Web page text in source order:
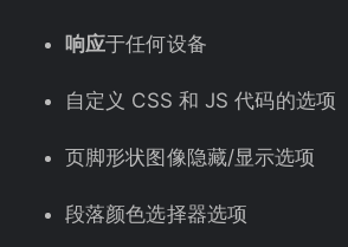
响应于任何设备
自定义 CSS 和 JS 代码的选项
页脚形状图像隐藏/显示选项
段落颜色选择器选项